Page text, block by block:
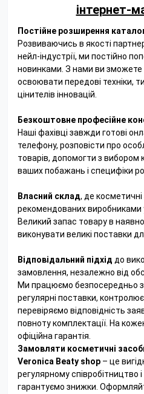
інтернет-
Постійне розширення
Розвиваючись в якості
нейл-індустрії, ми постійно
новинками. З нами ви зможете
освоювати передові техніки,
цінителів інновацій.
Безкоштовне професійне
Наші фахівці завжди готові
телефону, розповісти про
товарів, допомогти з вибором
ваших побажань і специфіки
Власний склад, де
рекомендованих виробниками
Великий запас товару в
виконувати великі поставки
Відповідальний підхід до
замовлення, незалежно від
Ми працюємо безпосередньо
регулярні поставки,
перевіряємо відповідність
повноту комплектації. На
офіційна гарантія.
Замовляти косметичні
Veronica Beaty shop – це
регулярному співробітництво
гарантуємо знижки.